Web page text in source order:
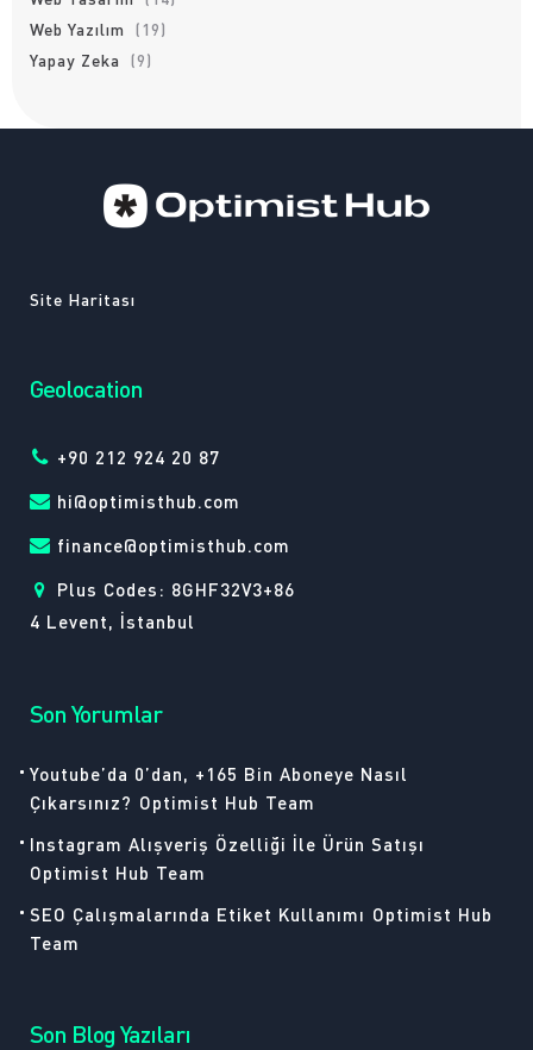
Web Yazılım
(19)
Yapay Zeka
(9)
Site Haritası
Geolocation
+90 212 924 20 87
hi@optimisthub.com
finance@optimisthub.com
Plus Codes: 8GHF32V3+86
4 Levent, İstanbul
Son Yorumlar
Youtube’da 0’dan, +165 Bin Aboneye Nasıl
Çıkarsınız? Optimist Hub Team
Instagram Alışveriş Özelliği İle Ürün Satışı
Optimist Hub Team
SEO Çalışmalarında Etiket Kullanımı Optimist Hub
Team
Son Blog Yazıları